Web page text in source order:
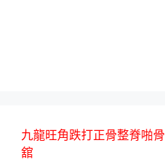
九龍旺角跌打正骨整脊啪
舘